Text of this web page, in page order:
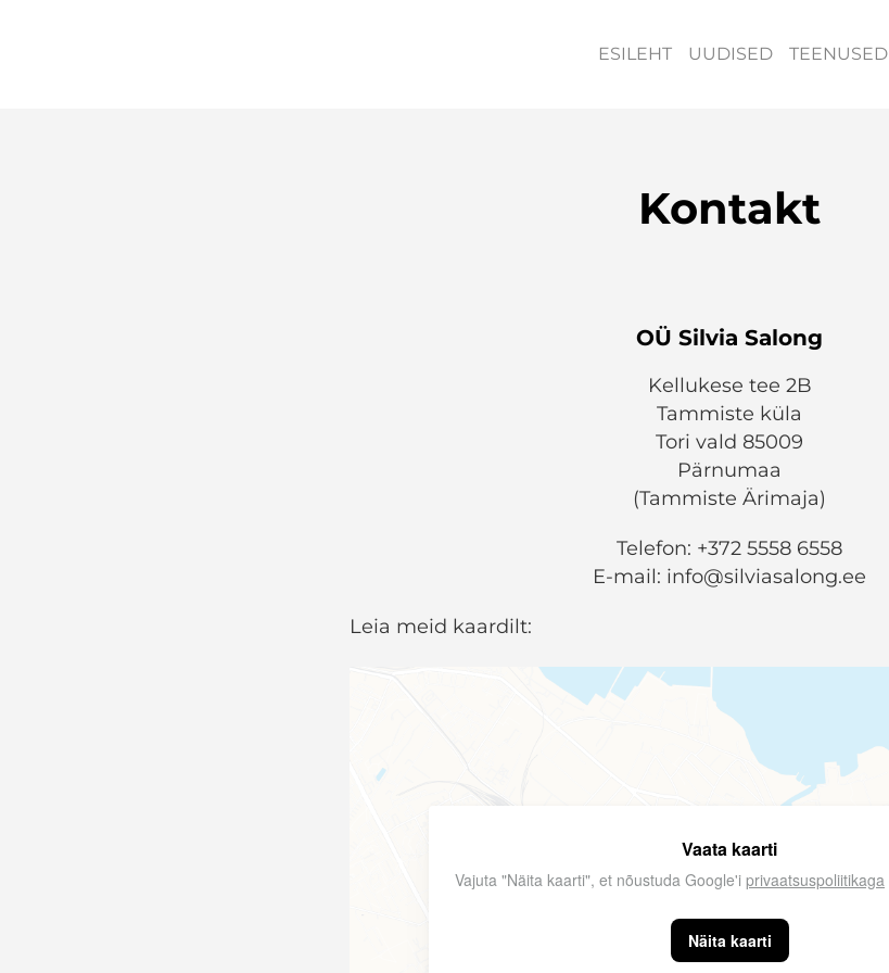
ESILEHT UUDISED TEENUSED
Kontakt
OÜ Silvia Salong
Kellukese tee 2B
Tammiste küla
Tori vald 85009
Pärnumaa
(Tammiste Ärimaja)
Telefon: +372 5558 6558
E-mail: info@silviasalong.ee
Leia meid kaardilt:
Vaata kaarti
Vajuta "Näita kaarti", et nõustuda Google'i privaatsuspoliitikaga
Näita kaarti